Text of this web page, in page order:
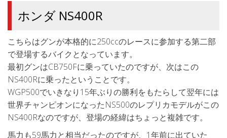
ホンダ NS400R
こちらはグンが本格的に250ccのレースに参加する第二部
で登場するバイクとなっています。
最初グンはCB750Fに乗っていたのですが、次はこの
NS400Rに乗ったということです。
WGP500でいきなり15年ぶりの勝利をもたらして翌年には
世界チャンピオンになったNS500のレプリカモデルがこの
NS400Rなのですが、登場の経緯はちょっと複雑です。
馬力も59馬力と相当だったのですが、1年前に出ていた